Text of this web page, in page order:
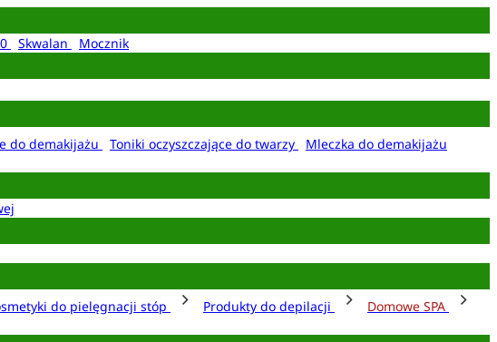
Skwalan
Mocznik
do demakijażu Toniki oczyszczające do twarzy
Mleczka do demakijażu
do pielęgnacji stóp Produkty do depilacji
Domowe SPA